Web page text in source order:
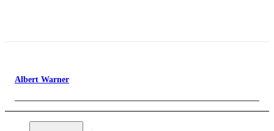
Albert Warner